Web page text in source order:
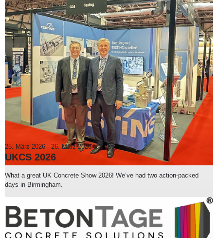
25. März 2026 - 26. März 2026
UKCS 2026
What a great UK Concrete Show 2026! We’ve had two action-packed
days in Birmingham.